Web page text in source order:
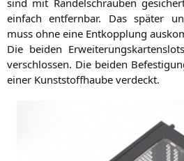
ein­fach ent­fern­bar. Das spä­ter
muss ohne eine Ent­kopp­lung
Die bei­den
ver­schlos­sen. Die bei­den
einer Kunst­stoff­hau­be verdeckt.